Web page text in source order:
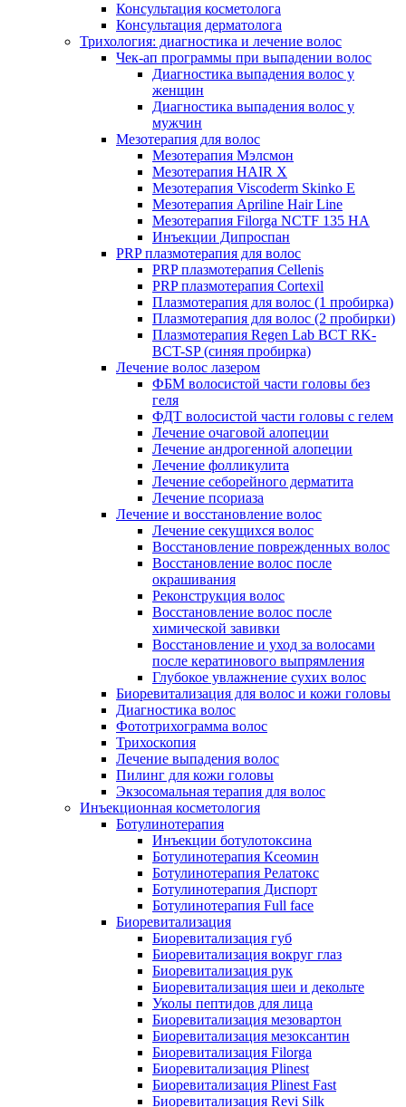
Консультация косметолога
Консультация дерматолога
Трихология: диагностика и лечение волос
Чек-ап программы при выпадении волос
Диагностика выпадения волос у
женщин
Диагностика выпадения волос у
мужчин
Мезотерапия для волос
Мезотерапия Мэлсмон
Мезотерапия HAIR X
Мезотерапия Viscoderm Skinko E
Мезотерапия Apriline Hair Line
Мезотерапия Filorga NCTF 135 HA
Инъекции Дипроспан
PRP плазмотерапия для волос
PRP плазмотерапия Cellenis
PRP плазмотерапия Cortexil
Плазмотерапия для волос (1 пробирка)
Плазмотерапия для волос (2 пробирки)
Плазмотерапия Regen Lab BCT RK-
BCT-SP (синяя пробирка)
Лечение волос лазером
ФБМ волосистой части головы без
геля
ФДТ волосистой части головы с гелем
Лечение очаговой алопеции
Лечение андрогенной алопеции
Лечение фолликулита
Лечение себорейного дерматита
Лечение псориаза
Лечение и восстановление волос
Лечение секущихся волос
Восстановление поврежденных волос
Восстановление волос после
окрашивания
Реконструкция волос
Восстановление волос после
химической завивки
Восстановление и уход за волосами
после кератинового выпрямления
Глубокое увлажнение сухих волос
Биоревитализация для волос и кожи головы
Диагностика волос
Фототрихограмма волос
Трихоскопия
Лечение выпадения волос
Пилинг для кожи головы
Экзосомальная терапия для волос
Инъекционная косметология
Ботулинотерапия
Инъекции ботулотоксина
Ботулинотерапия Ксеомин
Ботулинотерапия Релатокс
Ботулинотерапия Диспорт
Ботулинотерапия Full face
Биоревитализация
Биоревитализация губ
Биоревитализация вокруг глаз
Биоревитализация рук
Биоревитализация шеи и декольте
Уколы пептидов для лица
Биоревитализация мезовартон
Биоревитализация мезоксантин
Биоревитализация Filorga
Биоревитализация Plinest
Биоревитализация Plinest Fast
Биоревитализация Revi Silk